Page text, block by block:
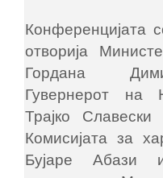
Конференцијата
отворија
Гордана
Гувернерот на
Трајко
Комисијата за
Бујаре Абази